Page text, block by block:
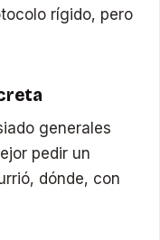
rígido, pero
generales
pedir un
dónde, con